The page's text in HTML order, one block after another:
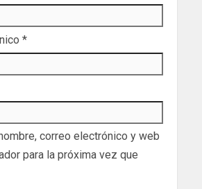
*
correo electrónico y web
para la próxima vez que